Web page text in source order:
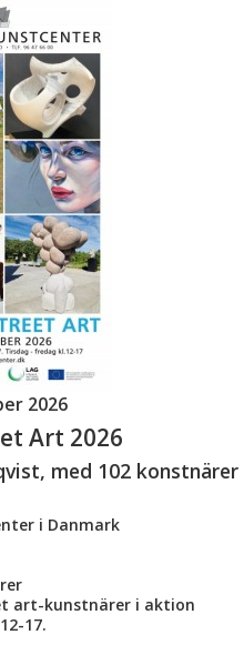
2026
Art 2026
med 102
i Danmark
art-kunstnärer i aktion
17.